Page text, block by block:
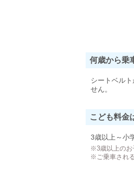
何歳から乗
シートベル
せん。
こども料金
3歳以上～小
※3歳以上のお
※ご乗車され